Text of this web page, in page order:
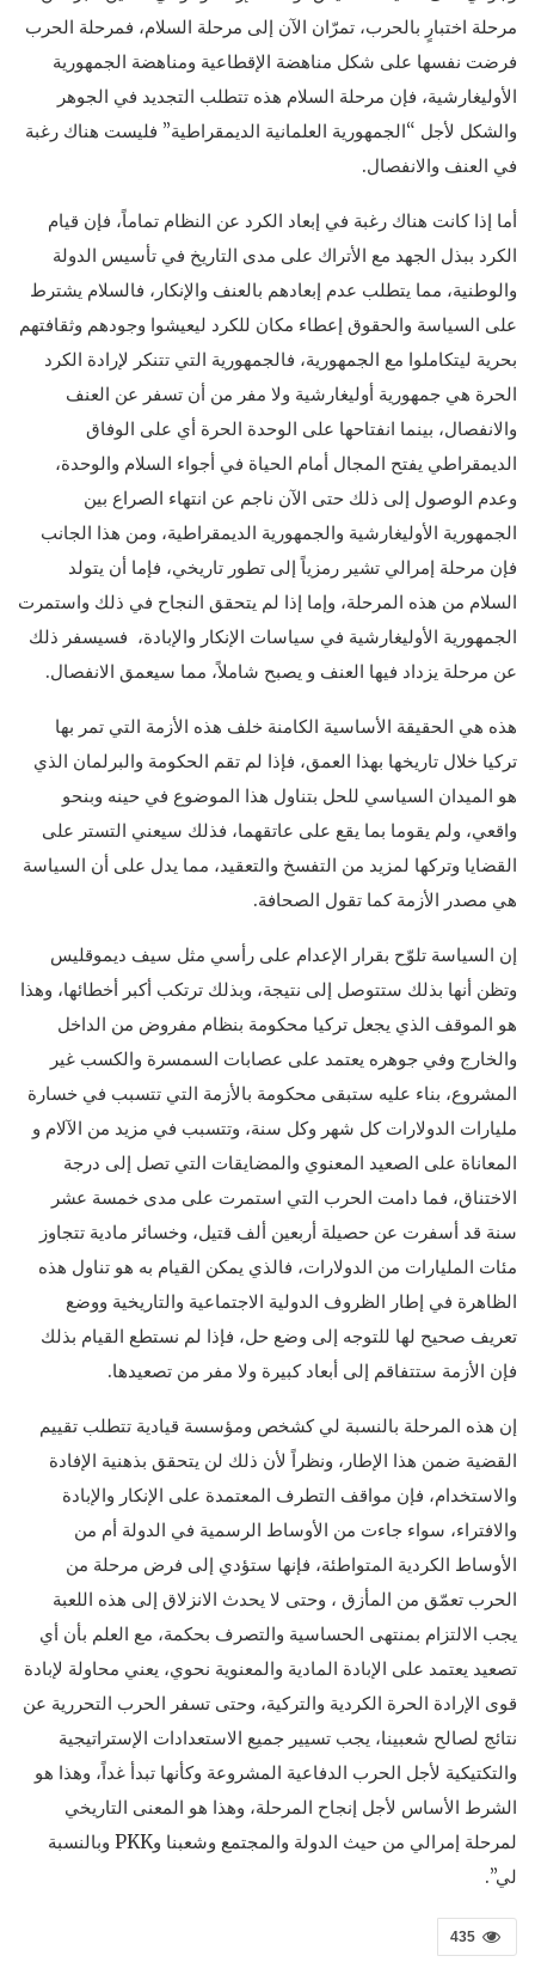
مرحلة اختبارٍ بالحرب، تمرّان الآن إلى مرحلة السلام، فمرحلة الحرب
فرضت نفسها على شكل مناهضة الإقطاعية ومناهضة الجمهورية
الأوليغارشية، فإن مرحلة السلام هذه تتطلب التجديد في الجوهر
والشكل لأجل “الجمهورية العلمانية الديمقراطية” فليست هناك رغبة
في العنف والانفصال.
أما إذا كانت هناك رغبة في إبعاد الكرد عن النظام تماماً، فإن قيام
الكرد ببذل الجهد مع الأتراك على مدى التاريخ في تأسيس الدولة
والوطنية، مما يتطلب عدم إبعادهم بالعنف والإنكار، فالسلام يشترط
على السياسة والحقوق إعطاء مكان للكرد ليعيشوا وجودهم وثقافتهم
بحرية ليتكاملوا مع الجمهورية، فالجمهورية التي تتنكر لإرادة الكرد
الحرة هي جمهورية أوليغارشية ولا مفر من أن تسفر عن العنف
والانفصال، بينما انفتاحها على الوحدة الحرة أي على الوفاق
الديمقراطي يفتح المجال أمام الحياة في أجواء السلام والوحدة،
وعدم الوصول إلى ذلك حتى الآن ناجم عن انتهاء الصراع بين
الجمهورية الأوليغارشية والجمهورية الديمقراطية، ومن هذا الجانب
فإن مرحلة إمرالي تشير رمزياً إلى تطور تاريخي، فإما أن يتولد
السلام من هذه المرحلة، وإما إذا لم يتحقق النجاح في ذلك واستمرت
الجمهورية الأوليغارشية في سياسات الإنكار والإبادة، فسيسفر ذلك
عن مرحلة يزداد فيها العنف و يصبح شاملاً، مما سيعمق الانفصال.
هذه هي الحقيقة الأساسية الكامنة خلف هذه الأزمة التي تمر بها
تركيا خلال تاريخها بهذا العمق، فإذا لم تقم الحكومة والبرلمان الذي
هو الميدان السياسي للحل بتناول هذا الموضوع في حينه وبنحو
واقعي، ولم يقوما بما يقع على عاتقهما، فذلك سيعني التستر على
القضايا وتركها لمزيد من التفسخ والتعقيد، مما يدل على أن السياسة
هي مصدر الأزمة كما تقول الصحافة.
إن السياسة تلوّح بقرار الإعدام على رأسي مثل سيف ديموقليس
وتظن أنها بذلك ستتوصل إلى نتيجة، وبذلك ترتكب أكبر أخطائها، وهذا
هو الموقف الذي يجعل تركيا محكومة بنظام مفروض من الداخل
والخارج وفي جوهره يعتمد على عصابات السمسرة والكسب غير
المشروع، بناء عليه ستبقى محكومة بالأزمة التي تتسبب في خسارة
مليارات الدولارات كل شهر وكل سنة، وتتسبب في مزيد من الآلام و
المعاناة على الصعيد المعنوي والمضايقات التي تصل إلى درجة
الاختناق، فما دامت الحرب التي استمرت على مدى خمسة عشر
سنة قد أسفرت عن حصيلة أربعين ألف قتيل، وخسائر مادية تتجاوز
مئات المليارات من الدولارات، فالذي يمكن القيام به هو تناول هذه
الظاهرة في إطار الظروف الدولية الاجتماعية والتاريخية ووضع
تعريف صحيح لها للتوجه إلى وضع حل، فإذا لم نستطع القيام بذلك
فإن الأزمة ستتفاقم إلى أبعاد كبيرة ولا مفر من تصعيدها.
إن هذه المرحلة بالنسبة لي كشخص ومؤسسة قيادية تتطلب تقييم
القضية ضمن هذا الإطار، ونظراً لأن ذلك لن يتحقق بذهنية الإفادة
والاستخدام، فإن مواقف التطرف المعتمدة على الإنكار والإبادة
والافتراء، سواء جاءت من الأوساط الرسمية في الدولة أم من
الأوساط الكردية المتواطئة، فإنها ستؤدي إلى فرض مرحلة من
الحرب تعمّق من المأزق ، وحتى لا يحدث الانزلاق إلى هذه اللعبة
يجب الالتزام بمنتهى الحساسية والتصرف بحكمة، مع العلم بأن أي
تصعيد يعتمد على الإبادة المادية والمعنوية نحوي، يعني محاولة لإبادة
قوى الإرادة الحرة الكردية والتركية، وحتى تسفر الحرب التحررية عن
نتائج لصالح شعبينا، يجب تسيير جميع الاستعدادات الإستراتيجية
والتكتيكية لأجل الحرب الدفاعية المشروعة وكأنها تبدأ غداً، وهذا هو
الشرط الأساس لأجل إنجاح المرحلة، وهذا هو المعنى التاريخي
لمرحلة إمرالي من حيث الدولة والمجتمع وشعبنا وPKK وبالنسبة
لي”.
435